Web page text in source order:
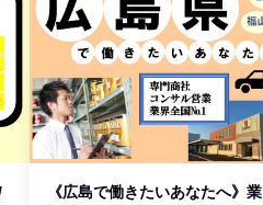
《広島で働きたいあなたへ》業